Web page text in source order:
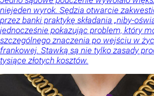
niejeden wyrok. Sędzia otwarcie
przez banki praktykę składania „niby-
jednocześnie pokazując problem, który
szczególnego znaczenia po wejściu w
frankowej. Stawką są nie tylko zasady
tysiące złotych kosztów.